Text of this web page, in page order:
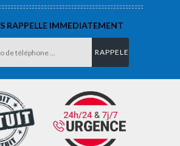
RAPPELLE IMMEDIATEMENT